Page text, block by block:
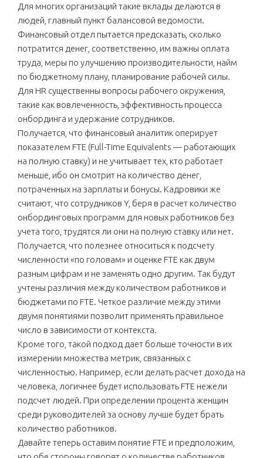
Для многих организаций такие вклады делаются в
людей, главный пункт балансовой ведомости.
Финансовый отдел пытается предсказать, сколько
потратится денег, соответственно, им важны оплата
труда, меры по улучшению производительности, найм
по бюджетному плану, планирование рабочей силы.
Для HR существенны вопросы рабочего окружения,
такие как вовлеченность, эффективность процесса
онбординга и удержание сотрудников.
Получается, что финансовый аналитик оперирует
показателем FTE (Full-Time Equivalents — работающих
на полную ставку) и не учитывает тех, кто работает
меньше, ибо он смотрит на количество денег,
потраченных на зарплаты и бонусы. Кадровики же
считают, что сотрудников Y, беря в расчет количество
онбординговых программ для новых работников без
учета того, трудятся ли они на полную ставку или нет.
Получается, что полезнее относиться к подсчету
численности «по головам» и оценке FTE как двум
разным цифрам и не заменять одно другим. Так будут
учтены различия между количеством работников и
бюджетами по FTE. Четкое различие между этими
двумя понятиями позволит применять правильное
число в зависимости от контекста.
Кроме того, такой подход дает больше точности в их
измерении множества метрик, связанных с
численностью. Например, если делать расчет дохода на
человека, логичнее будет использовать FTE нежели
подсчет людей. При определении процента женщин
среди руководителей за основу лучше будет брать
количество работников.
Давайте теперь оставим понятие FTE и предположим,